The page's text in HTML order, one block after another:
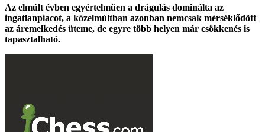
Az elmúlt évben egyértelműen a drágulás dominálta az
ingatlanpiacot, a közelmúltban azonban nemcsak mérséklődött
az áremelkedés üteme, de egyre több helyen már csökkenés is
tapasztalható.